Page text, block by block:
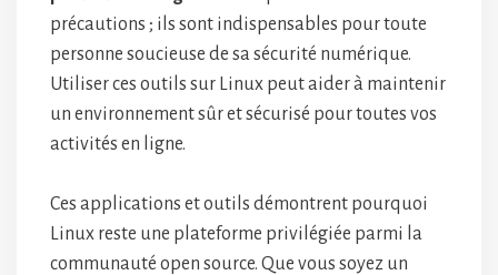
précautions ; ils sont indispensables pour toute
personne soucieuse de sa sécurité numérique.
Utiliser ces outils sur Linux peut aider à maintenir
un environnement sûr et sécurisé pour toutes vos
activités en ligne.
Ces applications et outils démontrent pourquoi
Linux reste une plateforme privilégiée parmi la
communauté open source. Que vous soyez un